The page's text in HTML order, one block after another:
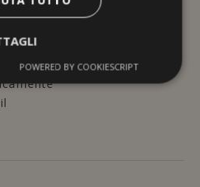
POWERED BY COOKIESCRIPT